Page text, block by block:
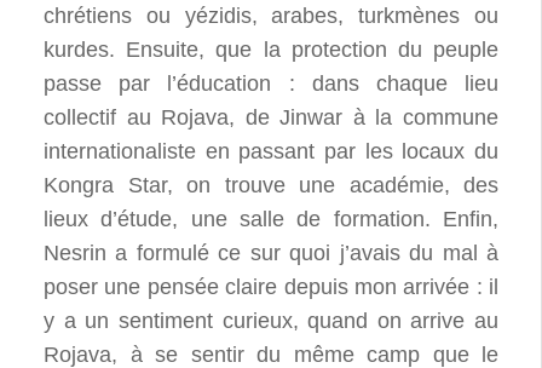
chrétiens ou yézidis, arabes, turkmènes ou
kurdes. Ensuite, que la protection du peuple
passe par l’éducation : dans chaque lieu
collectif au Rojava, de Jinwar à la commune
internationaliste en passant par les locaux du
Kongra Star, on trouve une académie, des
lieux d’étude, une salle de formation. Enfin,
Nesrin a formulé ce sur quoi j’avais du mal à
poser une pensée claire depuis mon arrivée : il
y a un sentiment curieux, quand on arrive au
Rojava, à se sentir du même camp que le